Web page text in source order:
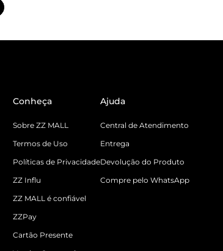
Conheça
Sobre ZZ MALL
Termos de Uso
Políticas de Privacidade
ZZ Influ
ZZ MALL é confiável
ZZPay
Cartão Presente
Ajuda
Central de Atendimento
Entrega
Devolução do Produto
Compre pelo WhatsApp